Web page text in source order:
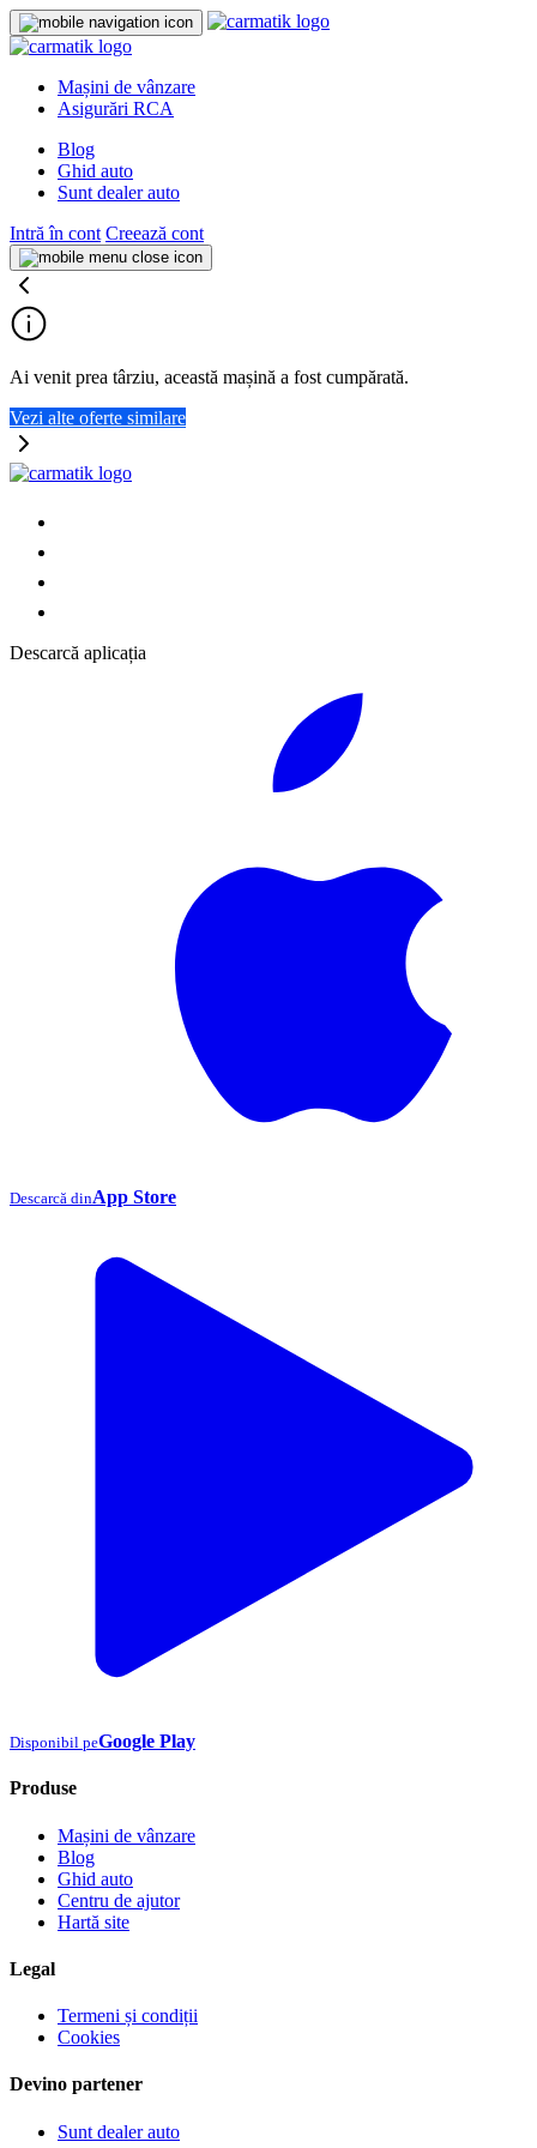
Mașini de vânzare
Asigurări RCA
Blog
Ghid auto
Sunt dealer auto
Intră în cont Creează cont
Ai venit prea târziu, această mașină a fost cumpărată.
Vezi alte oferte similare
Descarcă aplicația
Descarcă dinApp Store
Disponibil peGoogle Play
Produse
Mașini de vânzare
Blog
Ghid auto
Centru de ajutor
Hartă site
Legal
Termeni și condiții
Cookies
Devino partener
Sunt dealer auto